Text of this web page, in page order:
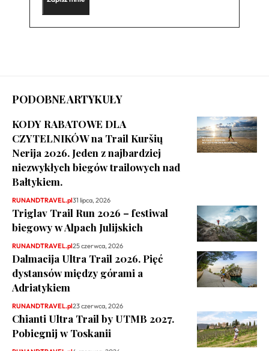
PODOBNE ARTYKUŁY
KODY RABATOWE DLA
CZYTELNIKÓW na Trail Kuršių
Nerija 2026. Jeden z najbardziej
niezwykłych biegów trailowych nad
Bałtykiem.
RUNANDTRAVEL.pl31 lipca, 2026
Triglav Trail Run 2026 – festiwal
biegowy w Alpach Julijskich
RUNANDTRAVEL.pl25 czerwca, 2026
Dalmacija Ultra Trail 2026. Pięć
dystansów między górami a
Adriatykiem
RUNANDTRAVEL.pl23 czerwca, 2026
Chianti Ultra Trail by UTMB 2027.
Pobiegnij w Toskanii